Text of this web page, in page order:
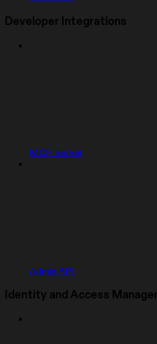
Developer Integrations
MCP Server
Admin API
Identity and Access